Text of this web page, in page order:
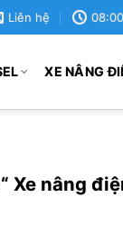
Liên hệ
XE NÂNG
Xe nâng